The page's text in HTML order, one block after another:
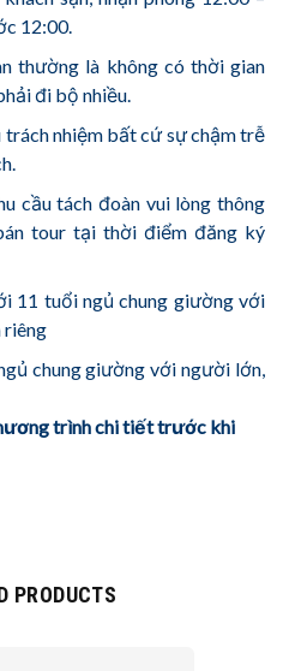
12:00.
thường là không có thời gian
đi bộ nhiều.
trách nhiệm bất cứ sự chậm trễ
cầu tách đoàn vui lòng thông
tour tại thời điểm đăng ký
11 tuổi ngủ chung giường với
riêng
chung giường với người lớn,
trình chi tiết trước khi
PRODUCTS